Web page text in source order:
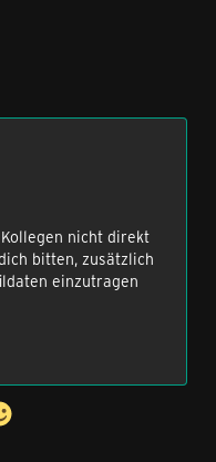
nicht direkt
bitten, zusätzlich
einzutragen